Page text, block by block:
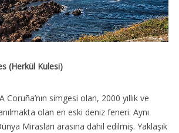
(Herkül Kulesi)
simgesi olan, 2000 yıllık ve
olan en eski deniz feneri. Aynı
Mirasları arasına dahil edilmiş. Yaklaşık